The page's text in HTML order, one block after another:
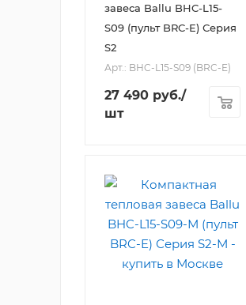
завеса Ballu BHC-L15-
S09 (пульт BRC-E) Серия
S2
Арт.: BHC-L15-S09 (BRC-E)
27 490 руб./
шт